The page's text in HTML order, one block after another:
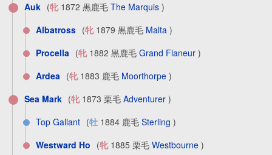
Auk (牝1872 黒鹿毛 The Marquis )
Albatross (牝1879 黒鹿毛 Malta )
Procella (牝1882 黒鹿毛 Grand Flaneur )
Ardea (牝1883 鹿毛 Moorthorpe )
Sea Mark (牝1873 栗毛 Adventurer )
Top Gallant (牡 1884 鹿毛 Sterling )
Westward Ho (牝1885 栗毛 Westbourne )